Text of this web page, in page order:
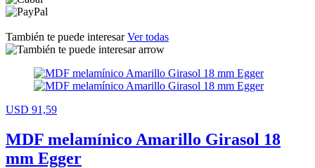
También te puede interesarVer todas
USD 91,59
MDF melamínico Amarillo Girasol 18
mm Egger